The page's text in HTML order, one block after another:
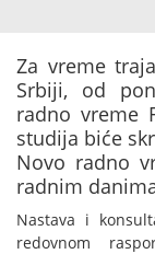
Za vreme
Srbiji, od
radno vreme
studija biće
Novo radno
radnim
Nastava i
redovnom